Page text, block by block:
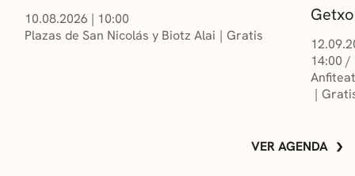
10.08.2026 | 10:00
Plazas de San Nicolás y Biotz Alai
Gratis
14:00 /
VER AGENDA